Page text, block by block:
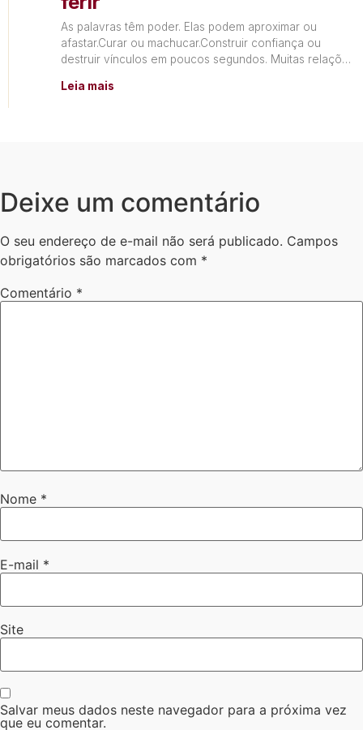
As palavras têm poder. Elas podem aproximar ou
afastar.Curar ou machucar.Construir confiança ou
destruir vínculos em poucos segundos. Muitas relações
Leia mais
Deixe um comentário
O seu endereço de e-mail não será publicado. Campos
obrigatórios são marcados com *
Comentário *
Nome *
E-mail *
Site
Salvar meus dados neste navegador para a próxima vez
que eu comentar.